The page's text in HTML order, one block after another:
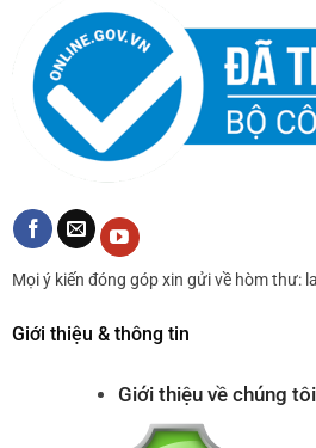
Mọi ý kiến đóng góp xin gửi về hòm thư:
Giới thiệu & thông tin
Giới thiệu về chúng tôi